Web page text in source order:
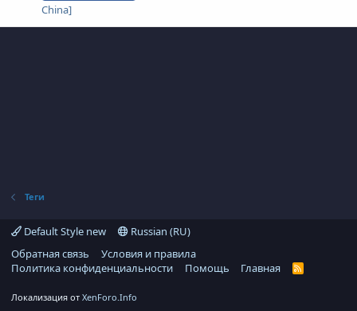
China]
Теги
Default Style new
Russian (RU)
Обратная связь
Условия и правила
Политика конфиденциальности
Помощь Главная
R
Локализация от XenForo.Info